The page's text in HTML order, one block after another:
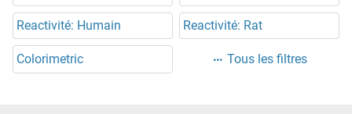
Reactivité: Humain Reactivité: Rat
Colorimetric Tous les filtres